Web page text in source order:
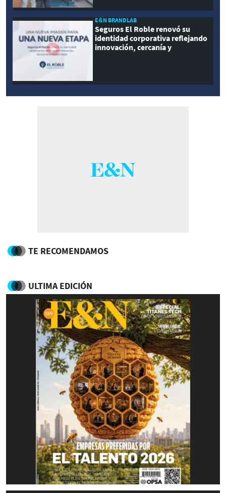
E&N BRANDLAB
Seguros El Roble renovó su
identidad corporativa reflejando
innovación, cercanía y
TE RECOMENDAMOS
ULTIMA EDICIÓN